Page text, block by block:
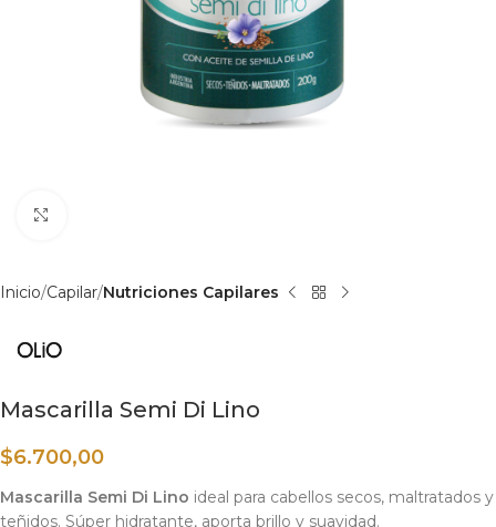
Inicio Capilar Nutriciones Capilares
Mascarilla Semi Di Lino
$6.700,00
Mascarilla Semi Di Lino ideal para cabellos secos, maltratados y
teñidos. Súper hidratante, aporta brillo y suavidad.